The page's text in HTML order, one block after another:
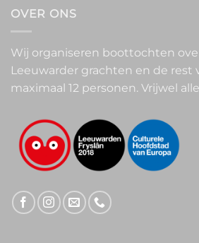
OVER ONS
Wij organiseren boottochten
Leeuwarder grachten en de rest
maximaal 12 personen. Vrijwel